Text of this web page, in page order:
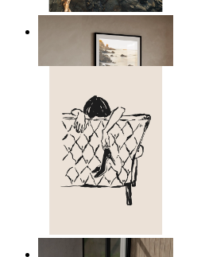
Scandinavian Seascape
Relaxed Figure Line Art